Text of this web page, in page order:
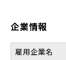
企業情報
雇用企業名